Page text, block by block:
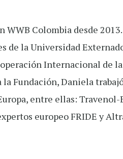
WWB Colombia desde
de la Universidad
Internacional de
Fundación, Daniela
entre ellas:
europeo FRIDE y